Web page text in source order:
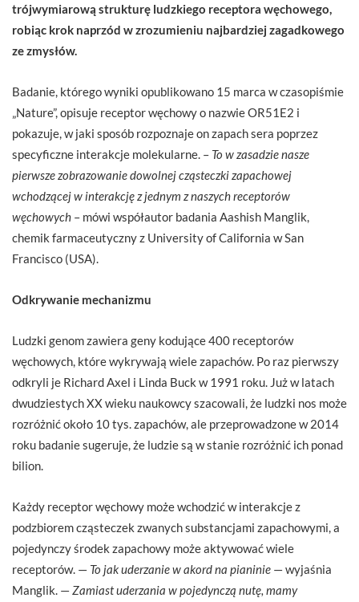
trójwymiarową strukturę ludzkiego receptora węchowego,
robiąc krok naprzód w zrozumieniu najbardziej zagadkowego
ze zmysłów.
Badanie, którego wyniki opublikowano 15 marca w czasopiśmie
„Nature”, opisuje receptor węchowy o nazwie OR51E2 i
pokazuje, w jaki sposób rozpoznaje on zapach sera poprzez
specyficzne interakcje molekularne. – To w zasadzie nasze
pierwsze zobrazowanie dowolnej cząsteczki zapachowej
wchodzącej w interakcję z jednym z naszych receptorów
węchowych – mówi współautor badania Aashish Manglik,
chemik farmaceutyczny z University of California w San
Francisco (USA).
Odkrywanie mechanizmu
Ludzki genom zawiera geny kodujące 400 receptorów
węchowych, które wykrywają wiele zapachów. Po raz pierwszy
odkryli je Richard Axel i Linda Buck w 1991 roku. Już w latach
dwudziestych XX wieku naukowcy szacowali, że ludzki nos może
rozróżnić około 10 tys. zapachów, ale przeprowadzone w 2014
roku badanie sugeruje, że ludzie są w stanie rozróżnić ich ponad
bilion.
Każdy receptor węchowy może wchodzić w interakcje z
podzbiorem cząsteczek zwanych substancjami zapachowymi, a
pojedynczy środek zapachowy może aktywować wiele
receptorów. — To jak uderzanie w akord na pianinie — wyjaśnia
Manglik. — Zamiast uderzania w pojedynczą nutę, mamy